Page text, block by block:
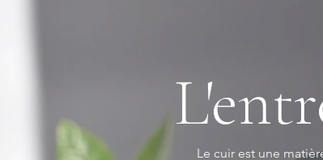
Le cuir est une